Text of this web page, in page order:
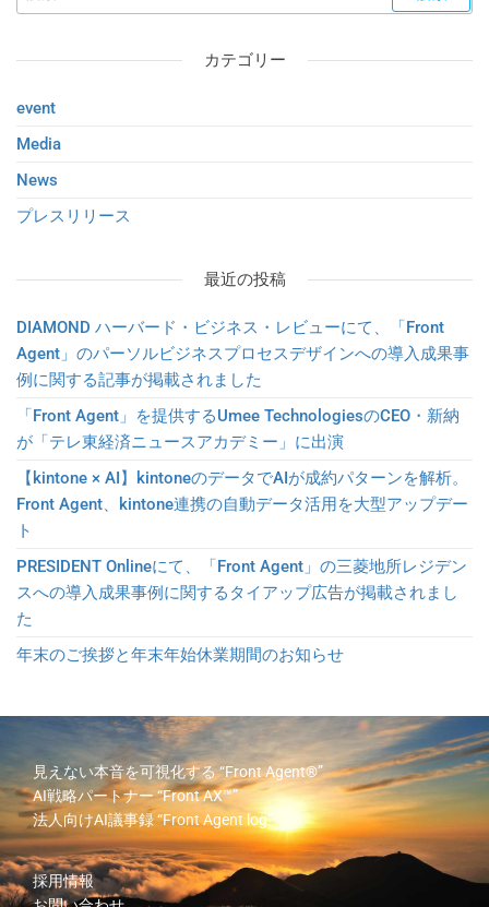
カテゴリー
event
Media
News
プレスリリース
最近の投稿
DIAMOND ハーバード・ビジネス・レビューにて、「Front
Agent」のパーソルビジネスプロセスデザインへの導入成果事
例に関する記事が掲載されました
「Front Agent」を提供するUmee TechnologiesのCEO・新納
が「テレ東経済ニュースアカデミー」に出演
【kintone × AI】kintoneのデータでAIが成約パターンを解析。
Front Agent、kintone連携の自動データ活用を大型アップデー
ト
PRESIDENT Onlineにて、「Front Agent」の三菱地所レジデン
スへの導入成果事例に関するタイアップ広告が掲載されまし
た
年末のご挨拶と年末年始休業期間のお知らせ
見えない本音を可視化する“Front Agent®”
AI戦略パートナー“Front AX™”
法人向けAI議事録“Front Agent log”
採用情報